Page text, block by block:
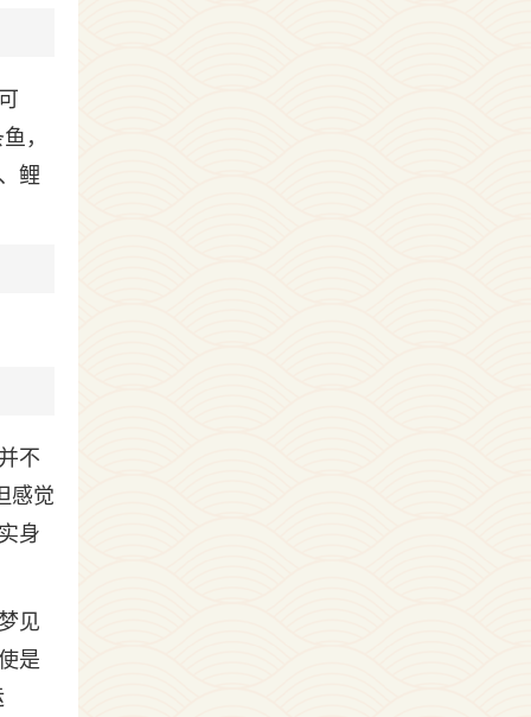
，
鲤
不
感觉
身
见
是